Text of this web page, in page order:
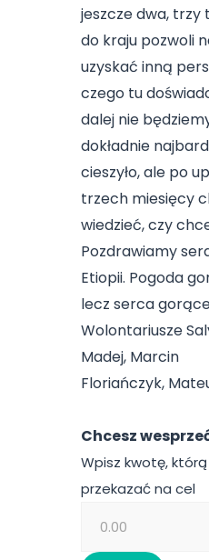
jeszcze dwa, trzy
do kraju pozwoli
uzyskać inną
czego tu
dalej nie
dokładnie
cieszyło, ale po
trzech miesięcy
wiedzieć, czy
Pozdrawiamy
Etiopii. Pogoda
lecz serca
Wolontariusze
Madej, Marcin
Floriańczyk,
Chcesz
Wpisz kwotę,
przekazać na cel